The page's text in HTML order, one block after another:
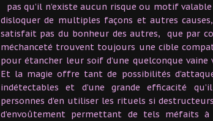
pas qu’il n’existe aucun risque ou motif
disloquer de multiples façons et autres
satisfait pas du bonheur des autres, que par
méchanceté trouvent toujours une cible
pour étancher leur soif d’une quelconque vaine
Et la magie offre tant de possibilités
indétectables et d’une grande efficacité
personnes d’en utiliser les rituels si
d’envoûtement permettant de tels méfaits